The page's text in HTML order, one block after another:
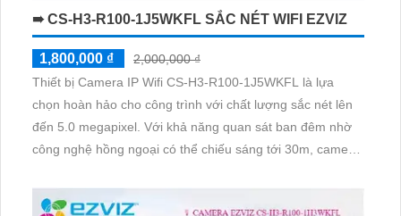
➠ CS-H3-R100-1J5WKFL SẮC NÉT WIFI EZVIZ
1,800,000 ₫
2,000,000 ₫
Thiết bị Camera IP Wifi CS-H3-R100-1J5WKFL là lựa
chọn hoàn hảo cho công trình với chất lượng sắc nét lên
đến 5.0 megapixel. Với khả năng quan sát ban đêm nhờ
công nghệ hồng ngoại có thể chiếu sáng tới 30m, camera